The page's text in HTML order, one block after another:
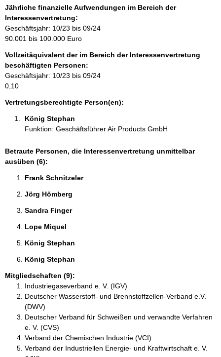
f
o
r
m
t
i
o
n
e
Jährliche finanzielle Aufwendungen im Bereich der
Interessenvertretung:
Geschäftsjahr: 10/23 bis 09/24
90.001 bis 100.000 Euro
Vollzeitäquivalent der im Bereich der Interessenvertretung
beschäftigten Personen:
Geschäftsjahr: 10/23 bis 09/24
0,10
Vertretungsberechtigte Person(en):
König Stephan
Funktion: Geschäftsführer Air Products GmbH
Betraute Personen, die Interessenvertretung unmittelbar
ausüben (6):
Frank Schnitzeler
Jörg Hömberg
Sandra Finger
Lope Miquel
König Stephan
König Stephan
Mitgliedschaften (9):
Industriegaseverband e. V. (IGV)
Deutscher Wasserstoff- und Brennstoffzellen-Verband e.V.
(DWV)
Deutscher Verband für Schweißen und verwandte Verfahren
e. V. (CVS)
Verband der Chemischen Industrie (VCI)
Verband der Industriellen Energie- und Kraftwirtschaft e. V.